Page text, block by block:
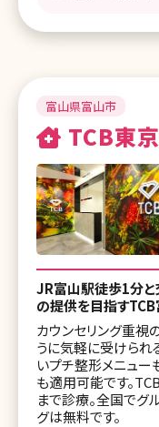
富山県富山市
TCB東
JR富山駅徒歩1分と
の提供を目指す
カウンセリング重視
うに気軽に受けられ
いプチ整形メニュー
も適用可能です。
まで診療。全国でグ
グは無料です。